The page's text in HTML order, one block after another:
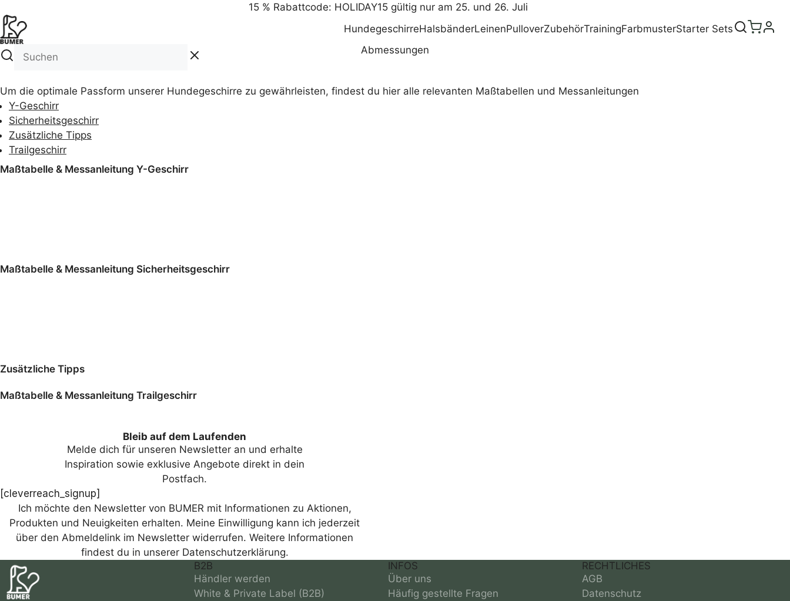
15 % Rabattcode: HOLIDAY15 gültig nur am 25. und 26. Juli
HundegeschirreHalsbänderLeinenPulloverZubehörTrainingFarbmusterStarter Sets
Abmessungen
Um die optimale Passform unserer Hundegeschirre zu gewährleisten, findest du hier alle relevanten Maßtabellen und Messanleitungen
Y-Geschirr
Sicherheitsgeschirr
Zusätzliche Tipps
Trailgeschirr
Maßtabelle & Messanleitung Y-Geschirr
Maßtabelle & Messanleitung Sicherheitsgeschirr
Zusätzliche Tipps
Maßtabelle & Messanleitung Trailgeschirr
Bleib auf dem Laufenden
Melde dich für unseren Newsletter an und erhalte
Inspiration sowie exklusive Angebote direkt in dein
Postfach.
[cleverreach_signup]
Ich möchte den Newsletter von BUMER mit Informationen zu Aktionen,
Produkten und Neuigkeiten erhalten. Meine Einwilligung kann ich jederzeit
über den Abmeldelink im Newsletter widerrufen. Weitere Informationen
findest du in unserer Datenschutzerklärung.
B2B
Händler werden
White & Private Label (B2B)
INFOS
Über uns
Häufig gestellte Fragen
RECHTLICHES
AGB
Datenschutz